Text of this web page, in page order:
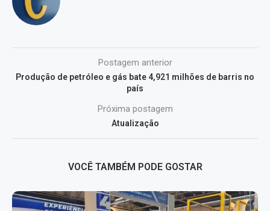
Postagem anterior
Produção de petróleo e gás bate 4,921 milhões de barris no
país
Próxima postagem
Atualização
VOCÊ TAMBÉM PODE GOSTAR